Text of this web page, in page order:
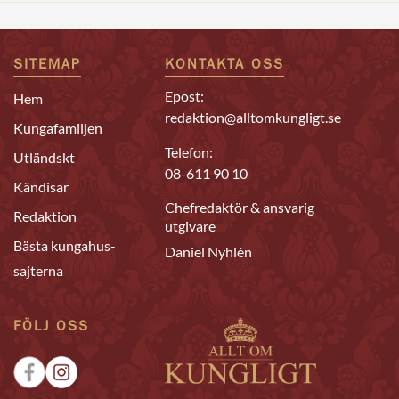
SITEMAP
Hem
Kungafamiljen
Utländskt
Kändisar
Redaktion
Bästa kungahus-
sajterna
KONTAKTA OSS
Epost:
redaktion@alltomkungligt.se
Telefon:
08-611 90 10
Chefredaktör & ansvarig
utgivare
Daniel Nyhlén
FÖLJ OSS